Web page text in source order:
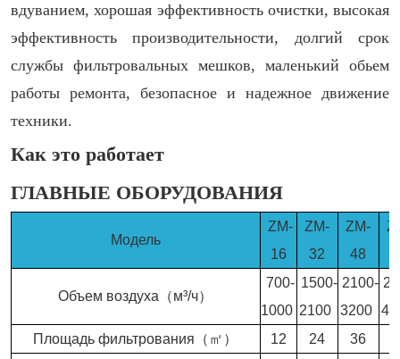
вдуванием, хорошая эффективность очистки, высокая
эффективность производительности, долгий срок
службы фильтровальных мешков, маленький обьем
работы ремонта, безопасное и надежное движение
техники.
Как это работает
ГЛАВНЫЕ ОБОРУДОВАНИЯ
Модель
ZM-
16
ZM-
32
ZM-
48
Объем воздуха（м³/ч）
700-
1000
1500-
2100
2100-
3200
Площадь фильтрования（㎡）
12 24 36